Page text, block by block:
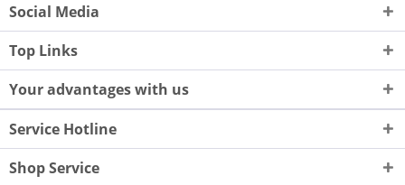
Social Media
Top Links
Your advantages with us
Service Hotline
Shop Service